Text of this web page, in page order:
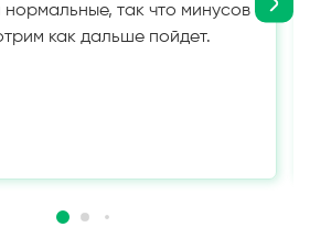
нормальные, так что минусов
как дальше пойдет.